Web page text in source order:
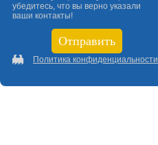
убедитесь, что вы верно указали
ваши контакты!
Политика конфиденциальности